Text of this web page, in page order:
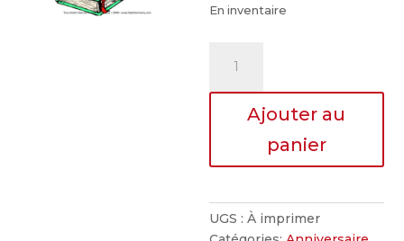
En inventaire
Un
Ajouter au
panier
UGS :À imprimer